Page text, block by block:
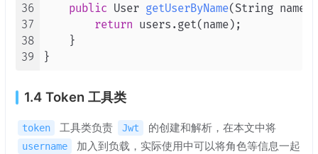
36
37
38
39
public User getUserByName(String name)
return users.get(name);
    }
1.4 Token 工具类
token 工具类负责 Jwt 的创建和解析，在本文中将
username 加入到负载，实际使用中可以将角色等信息一起